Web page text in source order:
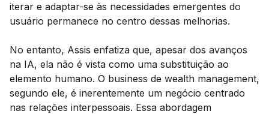
iterar e adaptar-se às necessidades emergentes do
usuário permanece no centro dessas melhorias.
No entanto, Assis enfatiza que, apesar dos avanços
na IA, ela não é vista como uma substituição ao
elemento humano. O business de wealth management,
segundo ele, é inerentemente um negócio centrado
nas relações interpessoais. Essa abordagem